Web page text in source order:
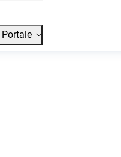
Portale